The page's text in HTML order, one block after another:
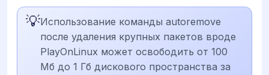
💡Использование команды autoremove
после удаления крупных пакетов вроде
PlayOnLinux может освободить от 100
Мб до 1 Гб дискового пространства за